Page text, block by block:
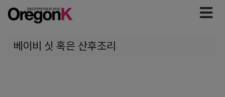
베이비 싯 혹은 산후조리